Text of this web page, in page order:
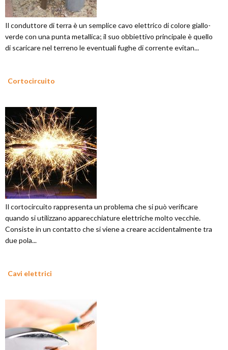
Il conduttore di terra è un semplice cavo elettrico di colore giallo-
verde con una punta metallica; il suo obbiettivo principale è quello
di scaricare nel terreno le eventuali fughe di corrente evitan...
Cortocircuito
Il cortocircuito rappresenta un problema che si può verificare
quando si utilizzano apparecchiature elettriche molto vecchie.
Consiste in un contatto che si viene a creare accidentalmente tra
due pola...
Cavi elettrici